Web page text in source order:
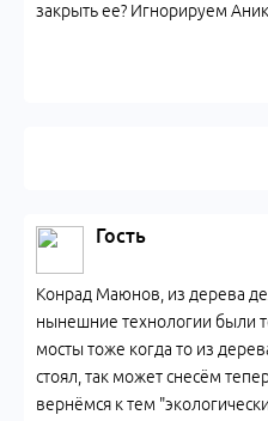
закрыть ее? Игнорируем
Гость
Конрад Маюнов, из дерева
нынешние технологии были
мосты тоже когда то из
стоял, так может снесём
вернёмся к тем